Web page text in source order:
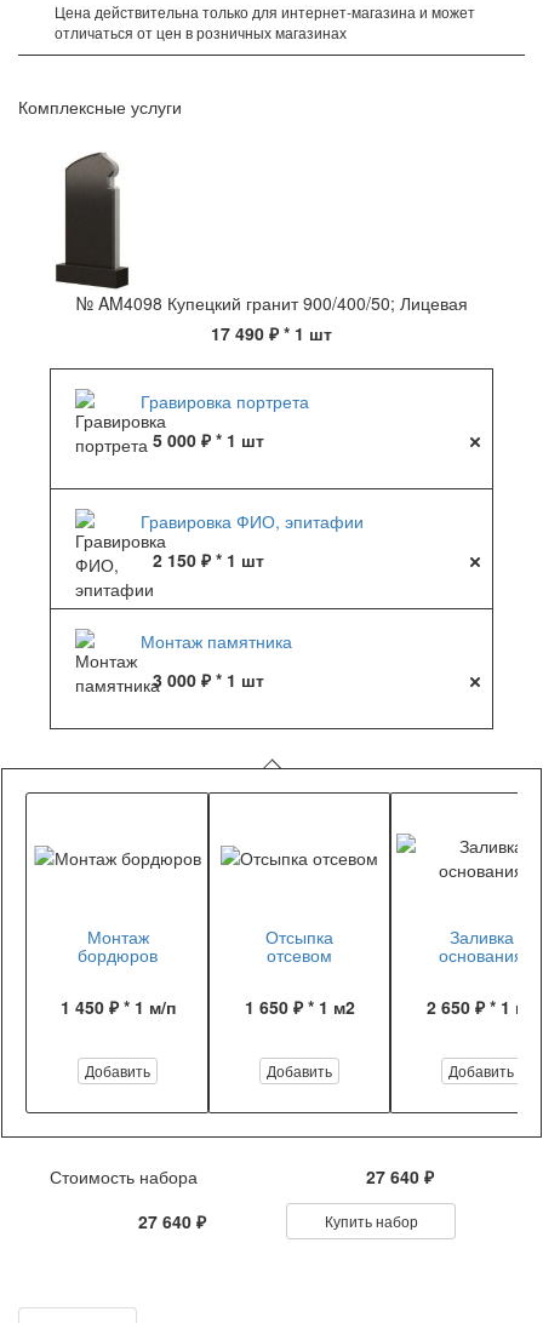
Цена действительна только для интернет-магазина и может
отличаться от цен в розничных магазинах
Комплексные услуги
№ AM4098 Купецкий гранит 900/400/50; Лицевая
17 490 ₽* 1 шт
Гравировка портрета
5 000 ₽ * 1 шт
Гравировка ФИО, эпитафии
2 150 ₽ * 1 шт
Монтаж памятника
3 000 ₽ * 1 шт
Монтаж
бордюров
1 450 ₽ * 1 м/п
Добавить
Отсыпка
отсевом
1 650 ₽ * 1 м2
Добавить
Заливка
основания
2 650 ₽ * 1 м2
Добавить
Стоимость набора
27 640 ₽
27 640 ₽
Купить набор